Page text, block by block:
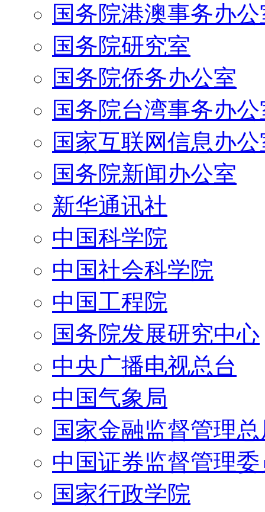
国务院港澳事务办
国务院研究室
国务院侨务办公室
国务院台湾事务办
国家互联网信息办
国务院新闻办公室
新华通讯社
中国科学院
中国社会科学院
中国工程院
国务院发展研究中心
中央广播电视总台
中国气象局
国家金融监督管理
中国证券监督管理
国家行政学院